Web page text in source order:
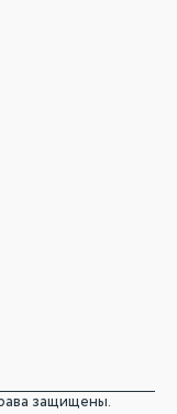
защищены.